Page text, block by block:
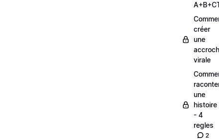
créer
une
virale
une
histoire
- 4
regles
2